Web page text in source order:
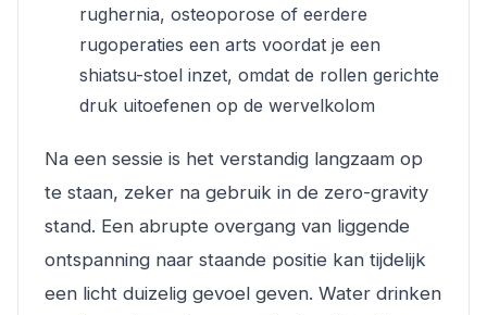
rughernia, osteoporose of eerdere
rugoperaties een arts voordat je een
shiatsu-stoel inzet, omdat de rollen gerichte
druk uitoefenen op de wervelkolom
Na een sessie is het verstandig langzaam op
te staan, zeker na gebruik in de zero-gravity
stand. Een abrupte overgang van liggende
ontspanning naar staande positie kan tijdelijk
een licht duizelig gevoel geven. Water drinken